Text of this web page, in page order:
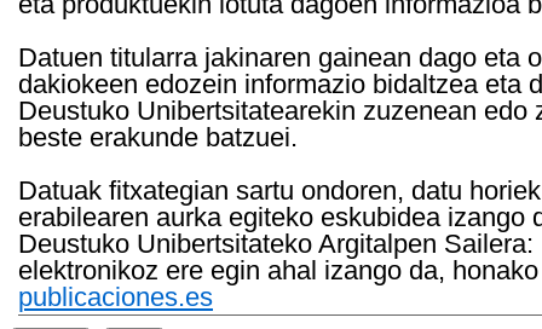
Datuen titularra jakinaren gainean dago eta
dakiokeen edozein informazio bidaltzea eta
Deustuko Unibertsitatearekin zuzenean
beste erakunde batzuei.
Datuak fitxategian sartu ondoren, datu
erabilearen aurka egiteko eskubidea
Deustuko Unibertsitateko Argitalpen
elektronikoz ere egin ahal izango da,
publicaciones.es